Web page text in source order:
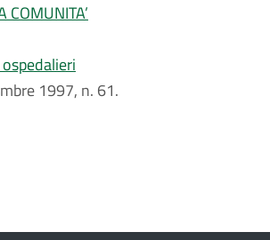
COMUNITA’
1997, n. 61.